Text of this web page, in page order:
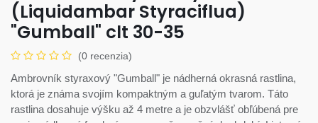
(Liquidambar Styraciflua)
"Gumball" clt 30-35
(0 recenzia)
Ambrovník styraxový "Gumball" je nádherná okrasná rastlina,
ktorá je známa svojím kompaktným a guľatým tvarom. Táto
rastlina dosahuje výšku až 4 metre a je obzvlášť obľúbená pre